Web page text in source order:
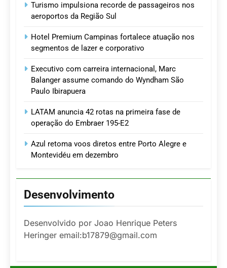
Turismo impulsiona recorde de passageiros nos
aeroportos da Região Sul
Hotel Premium Campinas fortalece atuação nos
segmentos de lazer e corporativo
Executivo com carreira internacional, Marc
Balanger assume comando do Wyndham São
Paulo Ibirapuera
LATAM anuncia 42 rotas na primeira fase de
operação do Embraer 195-E2
Azul retoma voos diretos entre Porto Alegre e
Montevidéu em dezembro
Desenvolvimento
Desenvolvido por Joao Henrique Peters
Heringer email:b17879@gmail.com